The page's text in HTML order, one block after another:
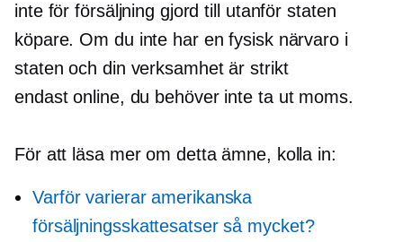
inte för försäljning gjord till utanför staten
köpare. Om du inte har en fysisk närvaro i
staten och din verksamhet är strikt
endast online, du behöver inte ta ut moms.
För att läsa mer om detta ämne, kolla in:
Varför varierar amerikanska
försäljningsskattesatser så mycket?